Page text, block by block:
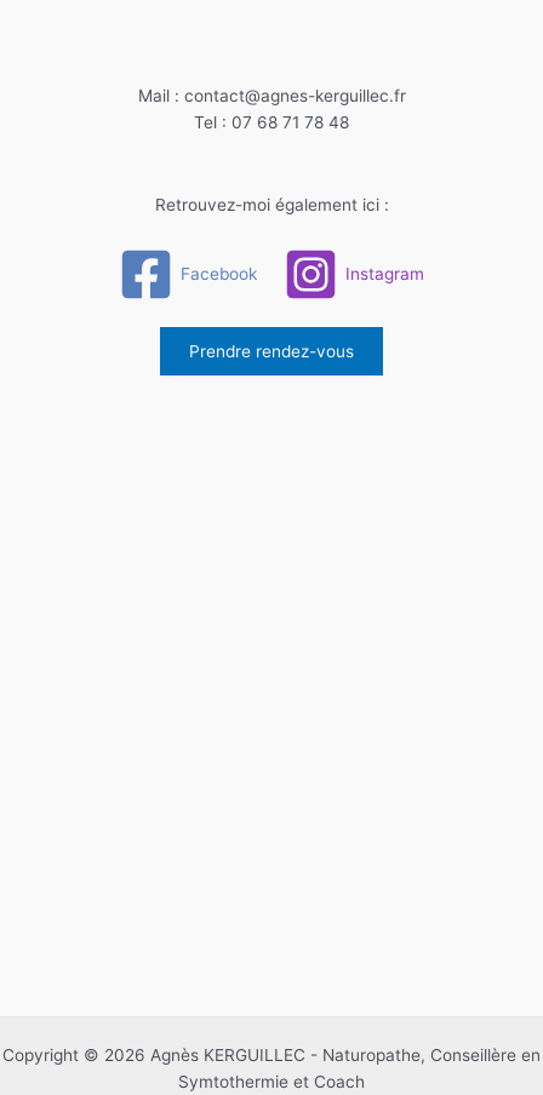
Mail : contact@agnes-kerguillec.fr
Tel : 07 68 71 78 48
Retrouvez-moi également ici :
Facebook Instagram
Prendre rendez-vous
Copyright © 2026 Agnès KERGUILLEC - Naturopathe, Conseillère en
Symtothermie et Coach